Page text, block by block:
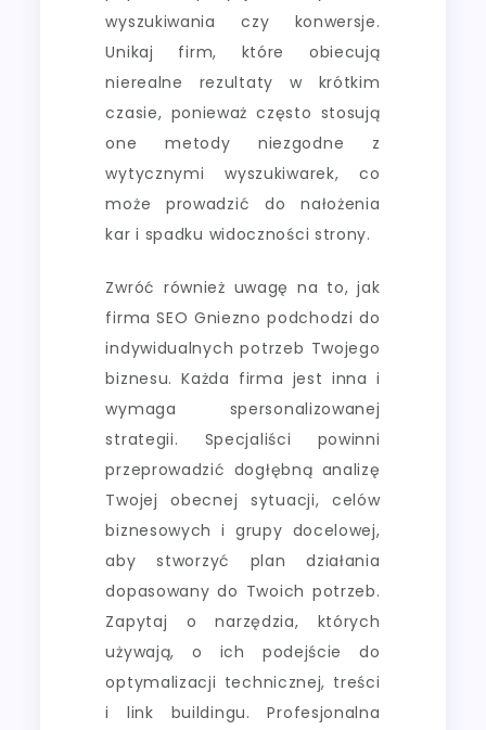
wyszukiwania czy konwersje.
Unikaj firm, które obiecują
nierealne rezultaty w krótkim
czasie, ponieważ często stosują
one metody niezgodne z
wytycznymi wyszukiwarek, co
może prowadzić do nałożenia
kar i spadku widoczności strony.
Zwróć również uwagę na to, jak
firma SEO Gniezno podchodzi do
indywidualnych potrzeb Twojego
biznesu. Każda firma jest inna i
wymaga spersonalizowanej
strategii. Specjaliści powinni
przeprowadzić dogłębną analizę
Twojej obecnej sytuacji, celów
biznesowych i grupy docelowej,
aby stworzyć plan działania
dopasowany do Twoich potrzeb.
Zapytaj o narzędzia, których
używają, o ich podejście do
optymalizacji technicznej, treści
i link buildingu. Profesjonalna